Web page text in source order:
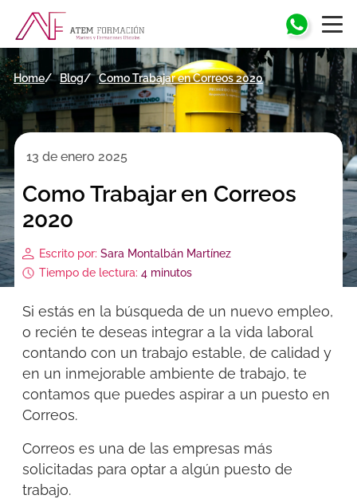
Home Blog Como Trabajar en Correos 2020
13 de enero 2025
Como Trabajar en Correos
2020
Escrito por: Sara Montalbán Martínez
Tiempo de lectura: 4 minutos
Si estás en la búsqueda de un nuevo empleo,
o recién te deseas integrar a la vida laboral
contando con un trabajo estable, de calidad y
en un inmejorable ambiente de trabajo, te
contamos que puedes aspirar a un puesto en
Correos.
Correos es una de las empresas más
solicitadas para optar a algún puesto de
trabajo.